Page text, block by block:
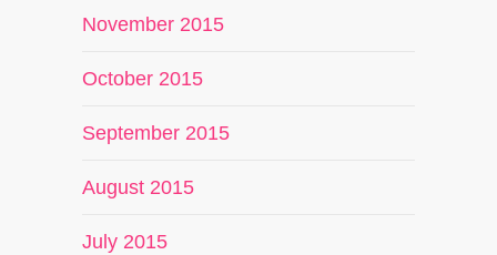
November 2015
October 2015
September 2015
August 2015
July 2015